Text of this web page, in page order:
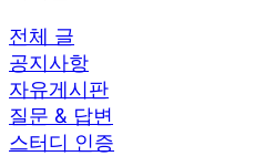
전체 글
공지사항
자유게시판
질문 & 답변
스터디 인증